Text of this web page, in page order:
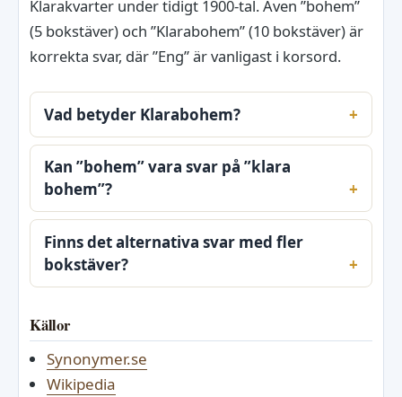
Klarakvarter under tidigt 1900-tal. Även ”bohem”
(5 bokstäver) och ”Klarabohem” (10 bokstäver) är
korrekta svar, där ”Eng” är vanligast i korsord.
Vad betyder Klarabohem?
Kan ”bohem” vara svar på ”klara
bohem”?
Finns det alternativa svar med fler
bokstäver?
Källor
Synonymer.se
Wikipedia